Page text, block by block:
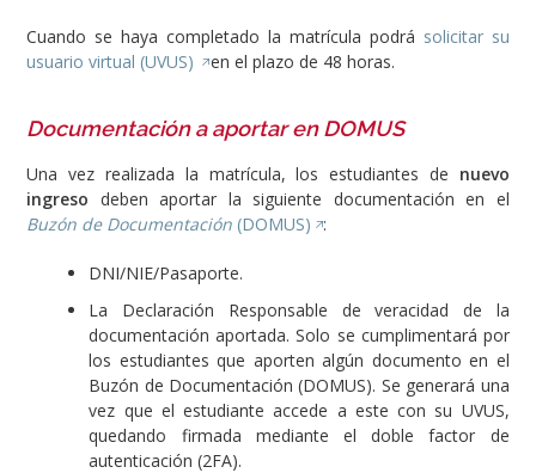
Cuando se haya completado la matrícula podrá solicitar su
usuario virtual (UVUS)
en el plazo de 48 horas.
Documentación a aportar en DOMUS
Una vez realizada la matrícula, los estudiantes de nuevo
ingreso deben aportar la siguiente documentación en el
Buzón de Documentación (DOMUS) :
DNI/NIE/Pasaporte.
La Declaración Responsable de veracidad de la
documentación aportada. Solo se cumplimentará por
los estudiantes que aporten algún documento en el
Buzón de Documentación (DOMUS). Se generará una
vez que el estudiante accede a este con su UVUS,
quedando firmada mediante el doble factor de
autenticación (2FA).